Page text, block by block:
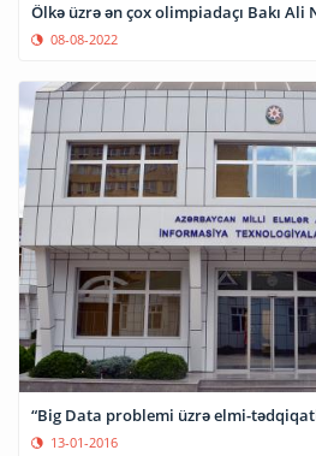
Ölkə üzrə ən çox olimpiadaçı Bakı
08-08-2022
“Big Data problemi üzrə elmi-
13-01-2016